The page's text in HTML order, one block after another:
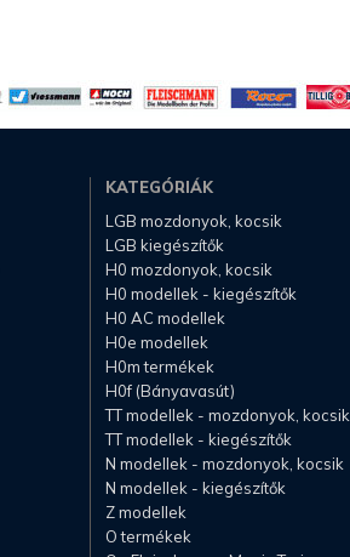
KATEGÓRIÁK
LGB mozdonyok, kocsik
LGB kiegészítők
H0 mozdonyok, kocsik
H0 modellek - kiegészítők
H0 AC modellek
H0e modellek
H0m termékek
H0f (Bányavasút)
TT modellek - mozdonyok, kocsik
TT modellek - kiegészítők
N modellek - mozdonyok, kocsik
N modellek - kiegészítők
Z modellek
O termékek